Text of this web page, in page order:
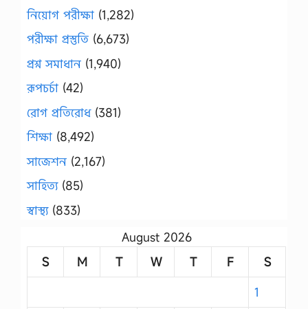
নিয়োগ পরীক্ষা (1,282)
পরীক্ষা প্রস্তুতি (6,673)
প্রশ্ন সমাধান (1,940)
রূপচর্চা (42)
রোগ প্রতিরোধ(381)
শিক্ষা (8,492)
সাজেশন (2,167)
সাহিত্য(85)
স্বাস্থ্য(833)
August 2026
S
M T W T F
S
1